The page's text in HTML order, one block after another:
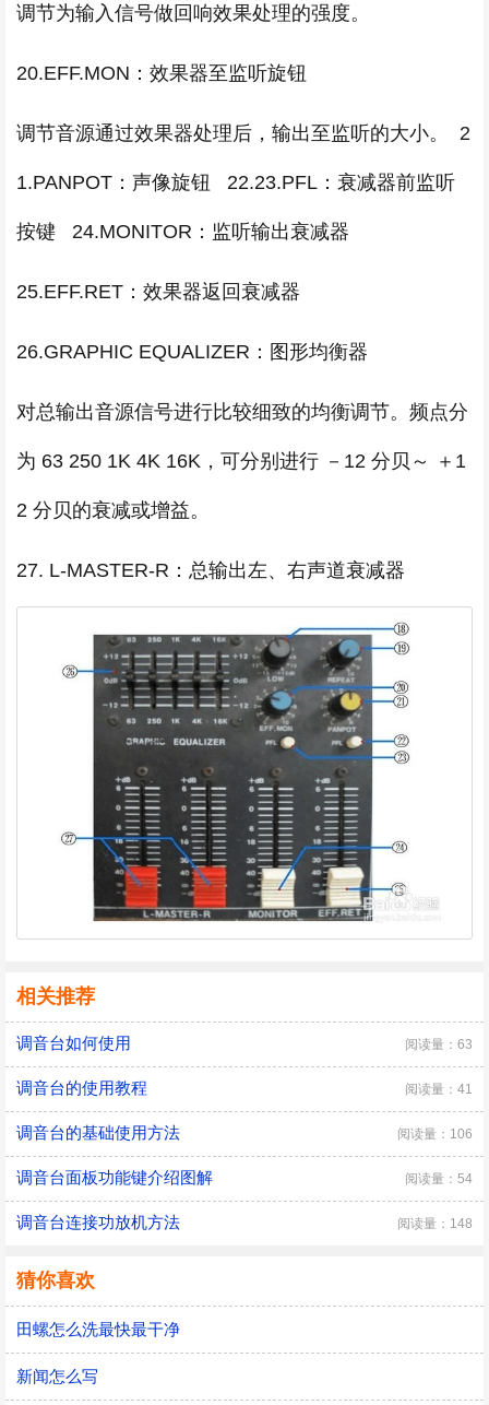
调节为输入信号做回响效果处理的强度。
20.EFF.MON：效果器至监听旋钮
调节音源通过效果器处理后，输出至监听的大小。 2
1.PANPOT：声像旋钮 22.23.PFL：衰减器前监听
按键 24.MONITOR：监听输出衰减器
25.EFF.RET：效果器返回衰减器
26.GRAPHIC EQUALIZER：图形均衡器
对总输出音源信号进行比较细致的均衡调节。频点分
为 63 250 1K 4K 16K，可分别进行 －12 分贝～ ＋1
2 分贝的衰减或增益。
27. L-MASTER-R：总输出左、右声道衰减器
相关推荐
调音台如何使用 阅读量：63
调音台的使用教程 阅读量：41
调音台的基础使用方法 阅读量：106
调音台面板功能键介绍图解 阅读量：54
调音台连接功放机方法 阅读量：148
猜你喜欢
田螺怎么洗最快最干净
新闻怎么写